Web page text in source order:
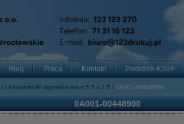
Blog Praca Kontakt Poradnik KSeF
Ładowarki do laptopów Asus 5.5 x 2.5 0A001-00448900
0A001-00448900